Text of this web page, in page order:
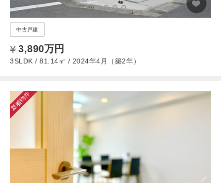
中古戸建
3,890万円
3SLDK / 81.14㎡ / 2024年4月（築2年）
新着物件